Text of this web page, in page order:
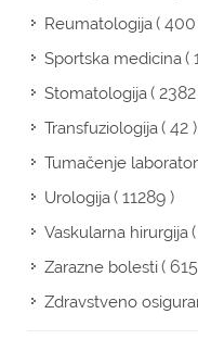
Reumatologija( 400
Sportska medicina(
Stomatologija(
Transfuziologija( 42 )
Tumačenje
Urologija( 11289 )
Vaskularna hirurgija
Zarazne bolesti(
Zdravstveno